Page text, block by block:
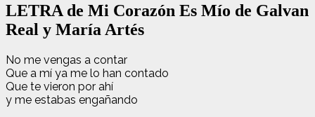
LETRA de Mi Corazón Es Mío de Galvan
Real y María Artés
No me vengas a contar
Que a mí ya me lo han contado
Que te vieron por ahí
y me estabas engañando